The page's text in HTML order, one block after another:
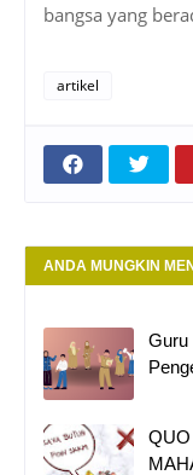
bangsa yang
artikel
ANDA MUNGKIN
Guru
QUO